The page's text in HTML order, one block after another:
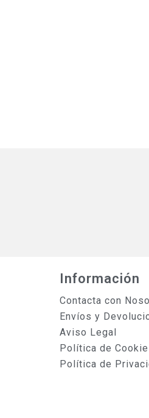
Información
Contacta con
Envíos y
Aviso Legal
Política de
Política de